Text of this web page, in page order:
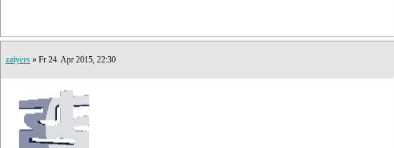
zaiyers » Fr 24. Apr 2015, 22:30